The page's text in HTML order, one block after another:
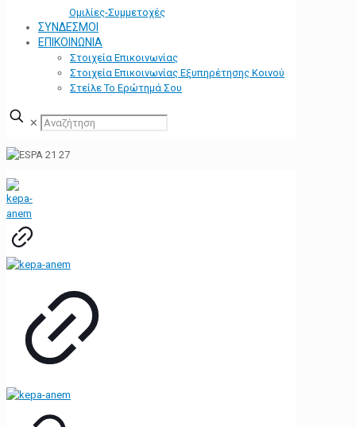
Ομιλίες-Συμμετοχές
ΣΥΝΔΕΣΜΟΙ
ΕΠΙΚΟΙΝΩΝΙΑ
Στοιχεία Επικοινωνίας
Στοιχεία Επικοινωνίας Εξυπηρέτησης Κοινού
Στείλε Το Ερώτημά Σου
✕